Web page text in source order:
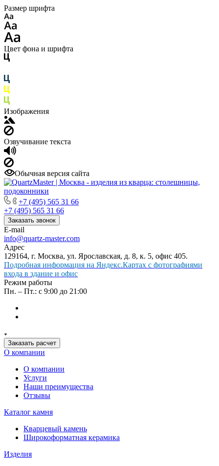
Размер шрифта
Цвет фона и шрифта
Изображения
Озвучивание текста
Обычная версия сайта
+7 (495) 565 31 66
+7 (495) 565 31 66
Заказать звонок
E-mail
info@quartz-master.com
Адрес
129164, г. Москва, ул. Ярославская, д. 8, к. 5, офис 405.
Подробная информация на Яндекс.Картах с фотографиями
входа в здание и офис
Режим работы
Пн. – Пт.: с 9:00 до 21:00
Заказать расчет
О компании
О компании
Услуги
Наши преимущества
Отзывы
Каталог камня
Кварцевый камень
Широкоформатная керамика
Изделия